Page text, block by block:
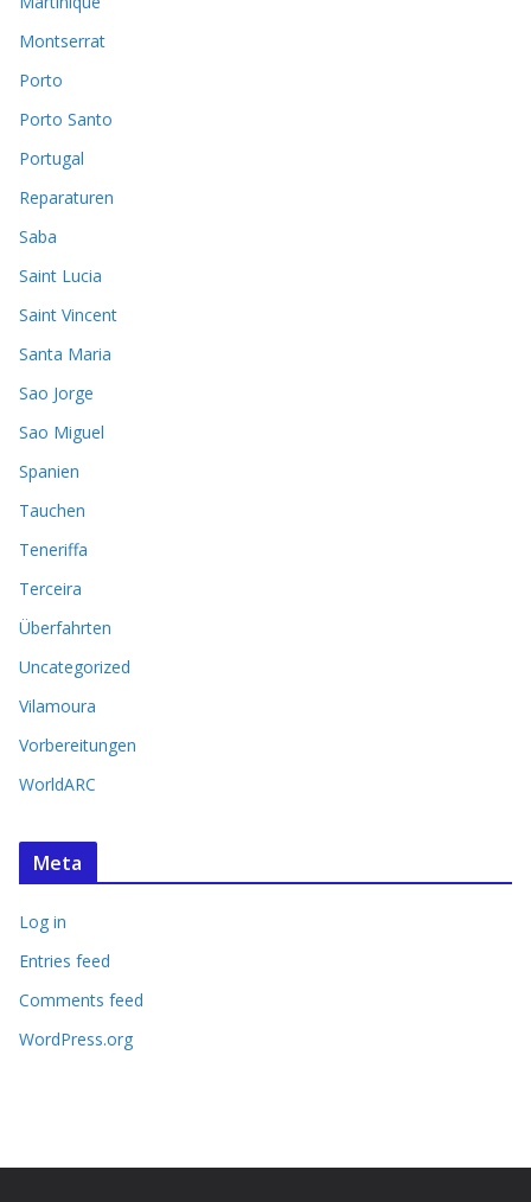
Montserrat
Porto
Porto Santo
Portugal
Reparaturen
Saba
Saint Lucia
Saint Vincent
Santa Maria
Sao Jorge
Sao Miguel
Spanien
Tauchen
Teneriffa
Terceira
Überfahrten
Uncategorized
Vilamoura
Vorbereitungen
WorldARC
Meta
Log in
Entries feed
Comments feed
WordPress.org